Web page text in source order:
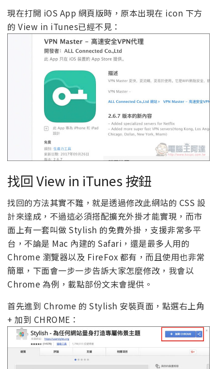
現在打開 iOS App 網頁版時，原本出現在 icon 下方
的 View in iTunes已經不見：
找回 View in iTunes 按鈕
找回的方法其實不難，就是透過修改此網站的 CSS 設
計來達成，不過這必須搭配擴充外掛才能實現，而市
面上有一套叫做 Stylish 的免費外掛，支援非常多平
台，不論是 Mac 內建的 Safari，還是最多人用的
Chrome 瀏覽器以及 FireFox 都有，而且使用也非常
簡單，下面會一步一步告訴大家怎麼修改，我會以
Chrome 為例，載點部份文末會提供。
首先進到 Chrome 的 Stylish 安裝頁面，點選右上角
+ 加到 CHROME：